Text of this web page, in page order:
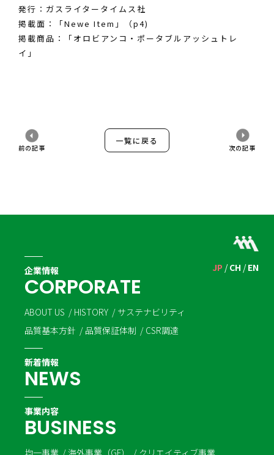
発行：ガスライタータイムス社
掲載面：「Newe Item」（p4)
掲載商品：「オロビアンコ・ポータブルアッシュトレ
イ」
前の記事
一覧に戻る
次の記事
JP CH EN
企業情報
CORPORATE
ABOUT US HISTORY
サステナビリティ
品質基本方針
品質保証体制 CSR調達
新着情報
NEWS
事業内容
BUSINESS
均一事業 海外事業（GF）
クリエイティブ事業